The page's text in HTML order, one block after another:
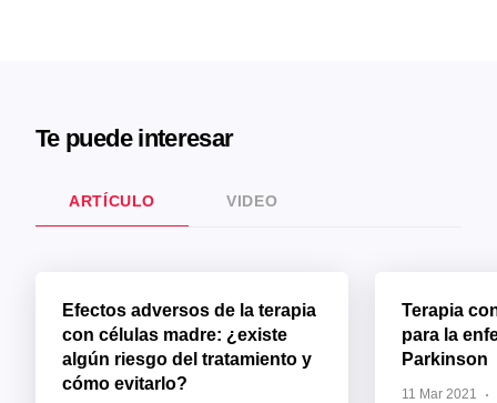
Te puede interesar
ARTÍCULO VIDEO
Efectos adversos de la terapia
con células madre: ¿existe
algún riesgo del tratamiento y
cómo evitarlo?
Terapia
para la
Parkinson
11 Mar 2021